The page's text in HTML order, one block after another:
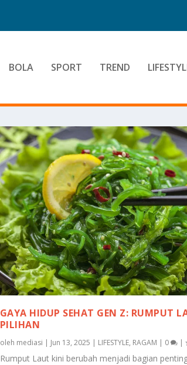
BOLA SPORT TREND
GAYA HIDUP SEHAT GEN Z: RUMPUT
PILIHAN
oleh mediasi Jun 13, 2025 LIFESTYLE, RAGAM 0 |
Rumput Laut kini berubah menjadi bagian